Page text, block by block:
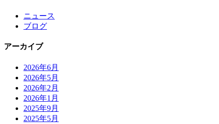
ニュース
ブログ
アーカイブ
2026年6月
2026年5月
2026年2月
2026年1月
2025年9月
2025年5月